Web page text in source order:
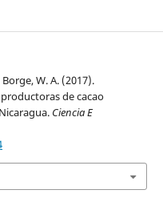
W. A. (2017).
de cacao
Ciencia E